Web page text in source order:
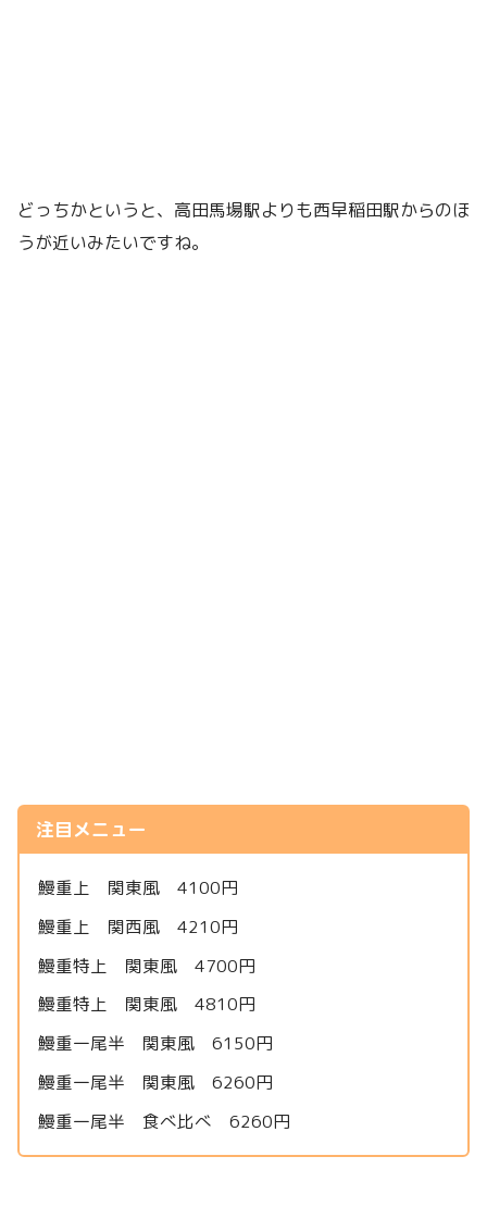
どっちかというと、高田馬場駅よりも西早稲田駅からのほ
うが近いみたいですね。
注目メニュー
鰻重上 関東風 4100円
鰻重上 関西風 4210円
鰻重特上 関東風 4700円
鰻重特上 関東風 4810円
鰻重一尾半 関東風 6150円
鰻重一尾半 関東風 6260円
鰻重一尾半 食べ比べ 6260円